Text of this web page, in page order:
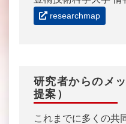
researchmap
研究者からのメ
提案）
これまでに多くの共